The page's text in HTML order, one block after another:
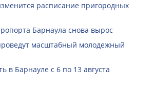
расписание пригородных
Барнаула снова вырос
масштабный молодежный
в Барнауле с 6 по 13 августа